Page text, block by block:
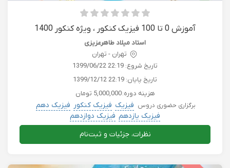
آموزش 0 تا 100 فیزیک کنکور ، ویژه کنکور 1400
استاد میلاد طاهرعزیزی
تهران - تهران
تاریخ شروع: 1399/06/22 22:19
تاریخ پایان: 1399/12/12 22:19
هزینه دوره:5,000,000 تومان
برگزاری حضوری دروس فیزیک فیزیک کنکور فیزیک دهم
فیزیک یازدهم فیزیک دوازدهم
نظرات، جزئیات و ثبت‌نام